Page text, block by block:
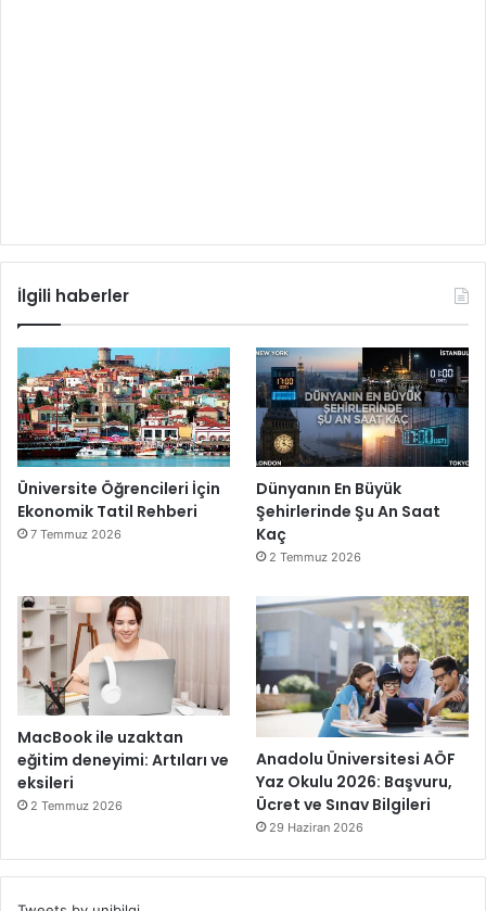
İlgili haberler
Üniversite Öğrencileri İçin
Ekonomik Tatil Rehberi
7 Temmuz 2026
Dünyanın En Büyük
Şehirlerinde Şu An Saat
Kaç
2 Temmuz 2026
MacBook ile uzaktan
eğitim deneyimi: Artıları ve
eksileri
2 Temmuz 2026
Anadolu Üniversitesi AÖF
Yaz Okulu 2026: Başvuru,
Ücret ve Sınav Bilgileri
29 Haziran 2026